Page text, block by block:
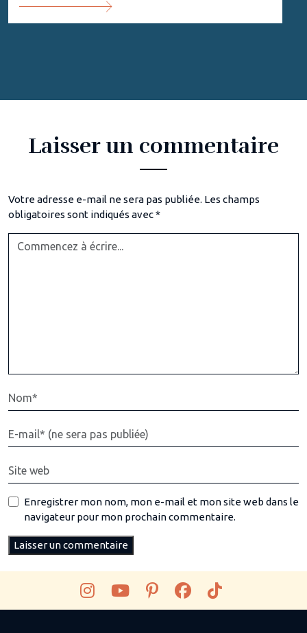
Laisser un commentaire
Votre adresse e-mail ne sera pas publiée. Les champs
obligatoires sont indiqués avec*
Enregistrer mon nom, mon e-mail et mon site web dans le
navigateur pour mon prochain commentaire.